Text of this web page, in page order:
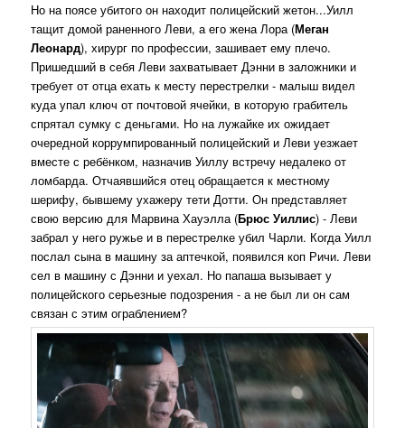
Но на поясе убитого он находит полицейский жетон...Уилл
тащит домой раненного Леви, а его жена Лора (Меган
Леонард), хирург по профессии, зашивает ему плечо.
Пришедший в себя Леви захватывает Дэнни в заложники и
требует от отца ехать к месту перестрелки - малыш видел
куда упал ключ от почтовой ячейки, в которую грабитель
спрятал сумку с деньгами. Но на лужайке их ожидает
очередной коррумпированный полицейский и Леви уезжает
вместе с ребёнком, назначив Уиллу встречу недалеко от
ломбарда. Отчаявшийся отец обращается к местному
шерифу, бывшему ухажеру тети Дотти. Он представляет
свою версию для Марвина Хауэлла (Брюс Уиллис) - Леви
забрал у него ружье и в перестрелке убил Чарли. Когда Уилл
послал сына в машину за аптечкой, появился коп Ричи. Леви
сел в машину с Дэнни и уехал. Но папаша вызывает у
полицейского серьезные подозрения - а не был ли он сам
связан с этим ограблением?